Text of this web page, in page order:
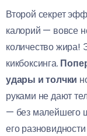
Второй секрет
калорий — вовсе
количество жира!
кикбоксинга.
удары и толчки
руками не дают
— без малейшего
его